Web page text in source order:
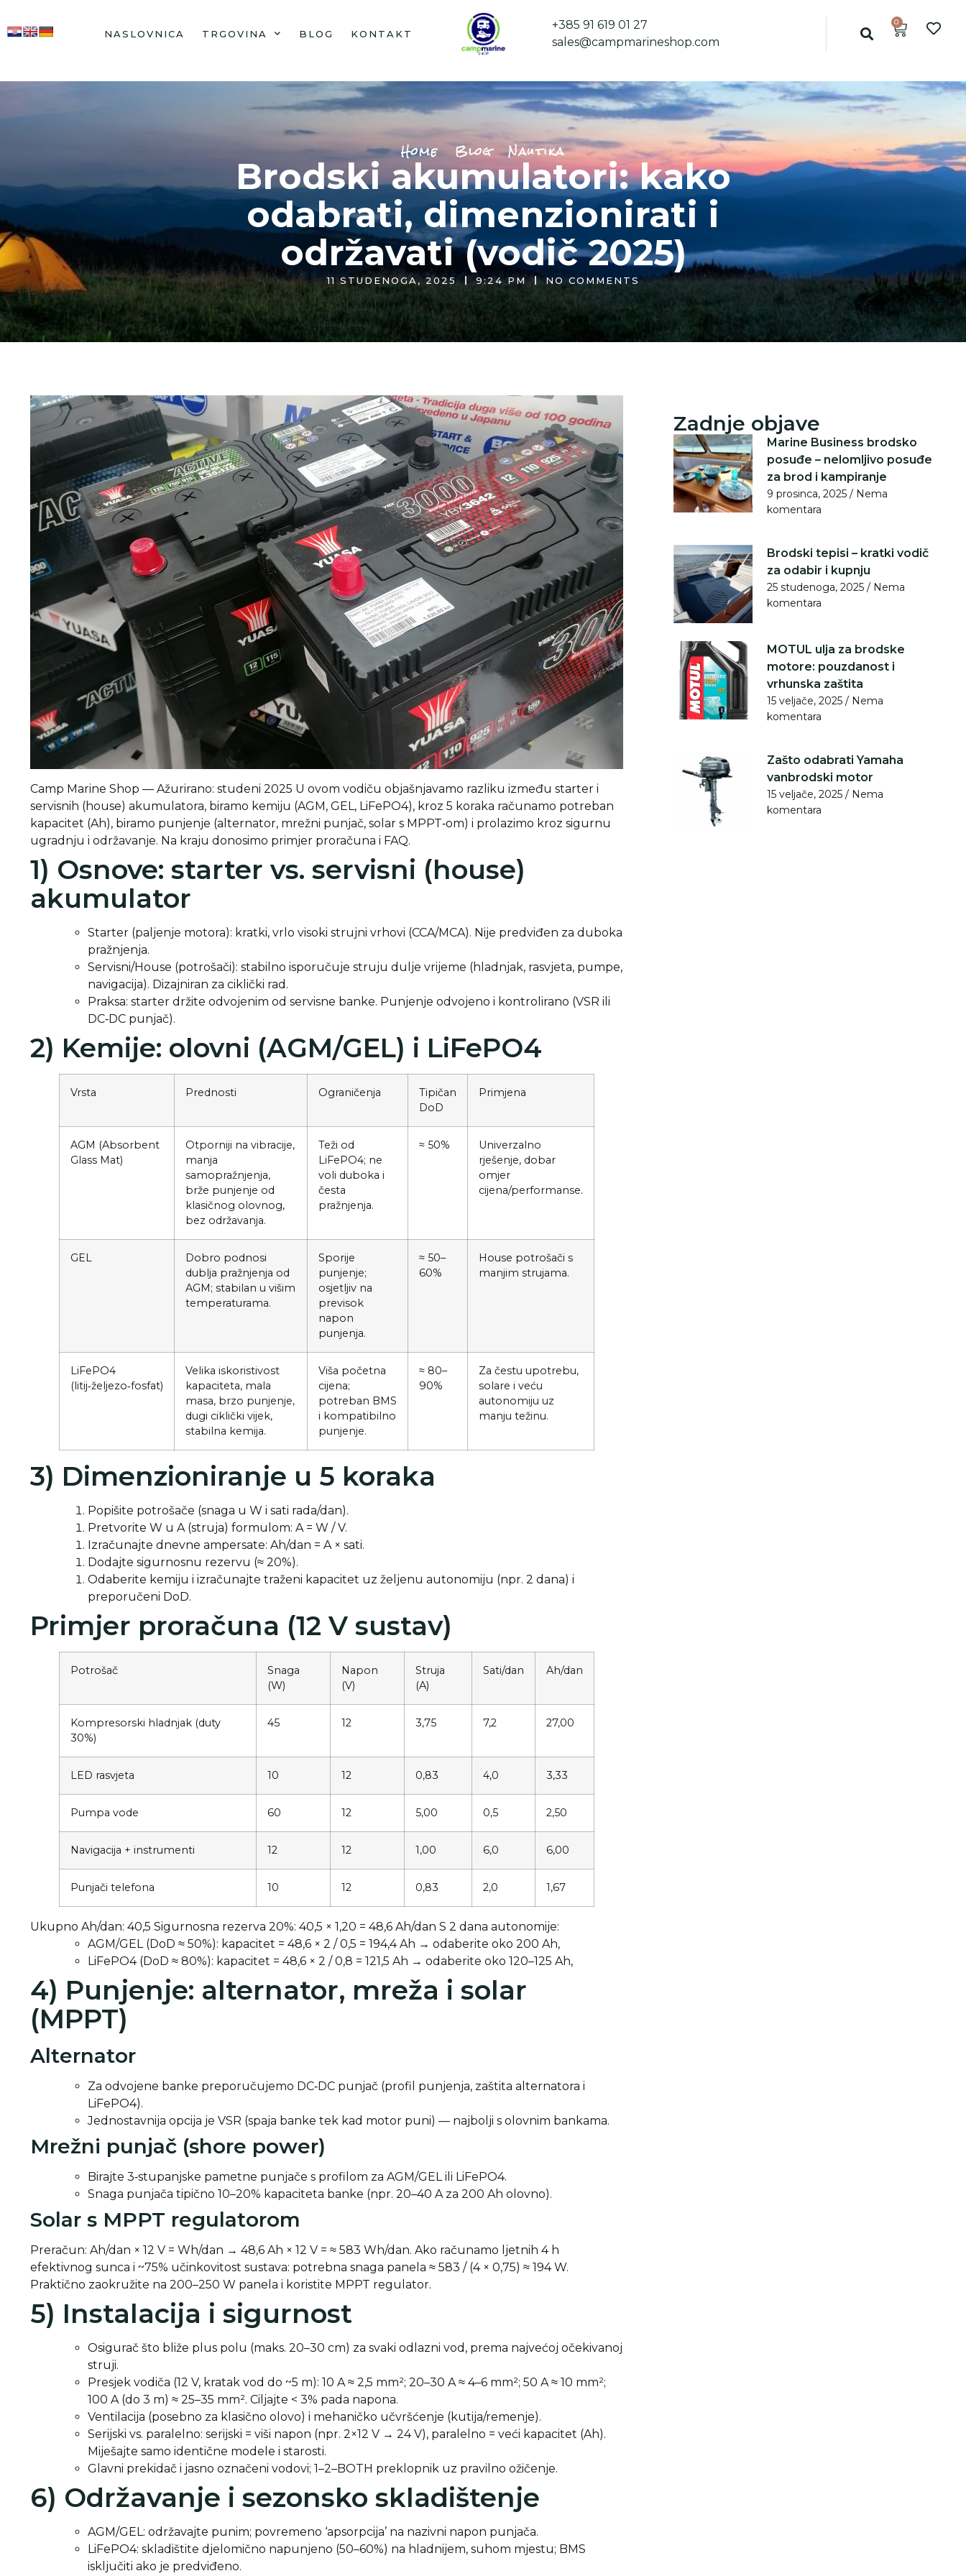
NASLOVNICA TRGOVINA BLOG KONTAKT
+385 91 619 01 27
sales@campmarineshop.com
0
Home Blog Nautika
Brodski akumulatori: kako
odabrati, dimenzionirati i
održavati (vodič 2025)
11 STUDENOGA, 2025 9:24 PM NO COMMENTS
Camp Marine Shop — Ažurirano: studeni 2025 U ovom vodiču objašnjavamo razliku između starter i
servisnih (house) akumulatora, biramo kemiju (AGM, GEL, LiFePO4), kroz 5 koraka računamo potreban
kapacitet (Ah), biramo punjenje (alternator, mrežni punjač, solar s MPPT‑om) i prolazimo kroz sigurnu
ugradnju i održavanje. Na kraju donosimo primjer proračuna i FAQ.
1) Osnove: starter vs. servisni (house)
akumulator
Starter (paljenje motora): kratki, vrlo visoki strujni vrhovi (CCA/MCA). Nije predviđen za duboka
pražnjenja.
Servisni/House (potrošači): stabilno isporučuje struju dulje vrijeme (hladnjak, rasvjeta, pumpe,
navigacija). Dizajniran za ciklički rad.
Praksa: starter držite odvojenim od servisne banke. Punjenje odvojeno i kontrolirano (VSR ili
DC‑DC punjač).
2) Kemije: olovni (AGM/GEL) i LiFePO4
Vrsta Prednosti Ograničenja
Tipičan
DoD
Primjena
AGM (Absorbent
Glass Mat)
Otporniji na vibracije,
manja
samopražnjenja,
brže punjenje od
klasičnog olovnog,
bez održavanja.
Teži od
LiFePO4; ne
voli duboka i
česta
pražnjenja.
≈ 50%
Univerzalno
rješenje, dobar
omjer
cijena/performanse.
GEL
Dobro podnosi
dublja pražnjenja od
AGM; stabilan u višim
temperaturama.
Sporije
punjenje;
osjetljiv na
previsok
napon
punjenja.
≈ 50–
60%
House potrošači s
manjim strujama.
LiFePO4
(litij‑željezo‑fosfat)
Velika iskoristivost
kapaciteta, mala
masa, brzo punjenje,
dugi ciklički vijek,
stabilna kemija.
Viša početna
cijena;
potreban BMS
i kompatibilno
punjenje.
≈ 80–
90%
Za čestu upotrebu,
solare i veću
autonomiju uz
manju težinu.
3) Dimenzioniranje u 5 koraka
Popišite potrošače (snaga u W i sati rada/dan).
Pretvorite W u A (struja) formulom: A = W / V.
Izračunajte dnevne ampersate: Ah/dan = A × sati.
Dodajte sigurnosnu rezervu (≈ 20%).
Odaberite kemiju i izračunajte traženi kapacitet uz željenu autonomiju (npr. 2 dana) i
preporučeni DoD.
Primjer proračuna (12 V sustav)
Potrošač
Snaga
(W)
Napon
(V)
Struja
(A)
Sati/dan Ah/dan
Kompresorski hladnjak (duty
30%)
45 12 3,75 7,2 27,00
LED rasvjeta 10 12 0,83 4,0 3,33
Pumpa vode 60 12 5,00 0,5 2,50
Navigacija + instrumenti 12 12 1,00 6,0 6,00
Punjači telefona 10 12 0,83 2,0 1,67
Ukupno Ah/dan: 40,5 Sigurnosna rezerva 20%: 40,5 × 1,20 = 48,6 Ah/dan S 2 dana autonomije:
AGM/GEL (DoD ≈ 50%): kapacitet = 48,6 × 2 / 0,5 = 194,4 Ah → odaberite oko 200 Ah,
LiFePO4 (DoD ≈ 80%): kapacitet = 48,6 × 2 / 0,8 = 121,5 Ah → odaberite oko 120–125 Ah,
4) Punjenje: alternator, mreža i solar
(MPPT)
Alternator
Za odvojene banke preporučujemo DC‑DC punjač (profil punjenja, zaštita alternatora i
LiFePO4).
Jednostavnija opcija je VSR (spaja banke tek kad motor puni) — najbolji s olovnim bankama.
Mrežni punjač (shore power)
Birajte 3‑stupanjske pametne punjače s profilom za AGM/GEL ili LiFePO4.
Snaga punjača tipično 10–20% kapaciteta banke (npr. 20–40 A za 200 Ah olovno).
Solar s MPPT regulatorom
Preračun: Ah/dan × 12 V = Wh/dan → 48,6 Ah × 12 V = ≈ 583 Wh/dan. Ako računamo ljetnih 4 h
efektivnog sunca i ~75% učinkovitost sustava: potrebna snaga panela ≈ 583 / (4 × 0,75) ≈ 194 W.
Praktično zaokružite na 200–250 W panela i koristite MPPT regulator.
5) Instalacija i sigurnost
Osigurač što bliže plus polu (maks. 20–30 cm) za svaki odlazni vod, prema najvećoj očekivanoj
struji.
Presjek vodiča (12 V, kratak vod do ~5 m): 10 A ≈ 2,5 mm²; 20–30 A ≈ 4–6 mm²; 50 A ≈ 10 mm²;
100 A (do 3 m) ≈ 25–35 mm². Ciljajte < 3% pada napona.
Ventilacija (posebno za klasično olovo) i mehaničko učvršćenje (kutija/remenje).
Serijski vs. paralelno: serijski = viši napon (npr. 2×12 V → 24 V), paralelno = veći kapacitet (Ah).
Miješajte samo identične modele i starosti.
Glavni prekidač i jasno označeni vodovi; 1–2–BOTH preklopnik uz pravilno ožičenje.
6) Održavanje i sezonsko skladištenje
AGM/GEL: održavajte punim; povremeno ‘apsorpcija’ na nazivni napon punjača.
LiFePO4: skladištite djelomično napunjeno (50–60%) na hladnijem, suhom mjestu; BMS
isključiti ako je predviđeno.
Zadnje objave
Marine Business brodsko
posuđe – nelomljivo posuđe
za brod i kampiranje
9 prosinca, 2025 Nema
komentara
Brodski tepisi – kratki vodič
za odabir i kupnju
25 studenoga, 2025 Nema
komentara
MOTUL ulja za brodske
motore: pouzdanost i
vrhunska zaštita
15 veljače, 2025 Nema
komentara
Zašto odabrati Yamaha
vanbrodski motor
15 veljače, 2025 Nema
komentara